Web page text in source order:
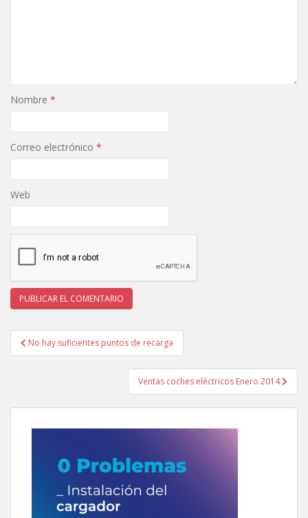
Nombre *
Correo electrónico *
Web
Navegación
de
No hay suficientes puntos de recarga
Ventas coches eléctricos Enero 2014